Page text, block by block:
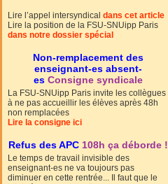
Lire l’appel intersyndical dans cet article
Lire la position de la FSU-SNUipp Paris
dans notre dossier spécial
Non-remplacement des
enseignant-es absent-
es Consigne syndicale
La FSU-SNUipp Paris invite les collègues
à ne pas accueillir les élèves après 48h
non remplacées
Lire la consigne ici
Refus des APC 108h ça déborde !
Le temps de travail invisible des
enseignant-es ne va toujours pas
diminuer en cette rentrée... Il faut que le